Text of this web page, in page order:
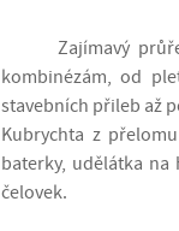
Zajímavý
kombinézám, od
stavebních přileb až
Kubrychta z
baterky, udělátka
čelovek.